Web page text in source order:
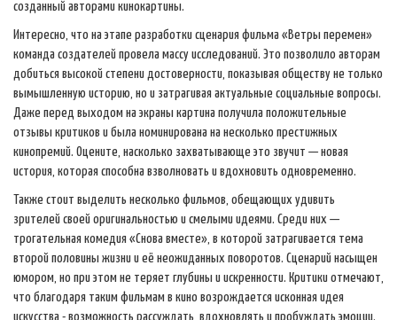
созданный авторами кинокартины.
Интересно, что на этапе разработки сценария фильма «Ветры перемен»
команда создателей провела массу исследований. Это позволило авторам
добиться высокой степени достоверности, показывая обществу не только
вымышленную историю, но и затрагивая актуальные социальные вопросы.
Даже перед выходом на экраны картина получила положительные
отзывы критиков и была номинирована на несколько престижных
кинопремий. Оцените, насколько захватывающе это звучит — новая
история, которая способна взволновать и вдохновить одновременно.
Также стоит выделить несколько фильмов, обещающих удивить
зрителей своей оригинальностью и смелыми идеями. Среди них —
трогательная комедия «Снова вместе», в которой затрагивается тема
второй половины жизни и её неожиданных поворотов. Сценарий насыщен
юмором, но при этом не теряет глубины и искренности. Критики отмечают,
что благодаря таким фильмам в кино возрождается исконная идея
искусства - возможность рассуждать, вдохновлять и пробуждать эмоции.